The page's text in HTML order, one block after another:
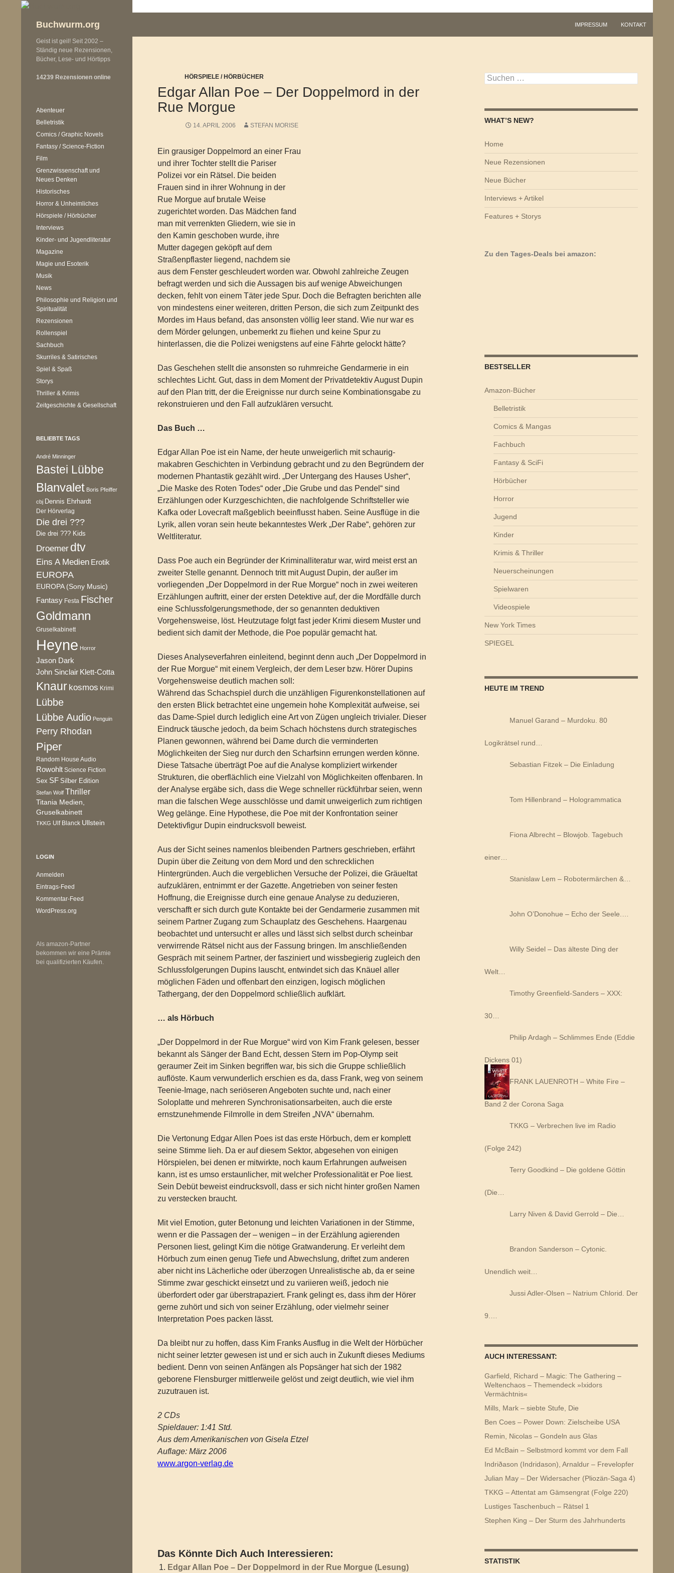
Buchwurm.org IMPRESSUM KONTAKT
HÖRSPIELE / HÖRBÜCHER
Edgar Allan Poe – Der Doppelmord in der
Rue Morgue
14. APRIL 2006 STEFAN MORISE
Ein grausiger Doppelmord an einer Frau
und ihrer Tochter stellt die Pariser
Polizei vor ein Rätsel. Die beiden
Frauen sind in ihrer Wohnung in der
Rue Morgue auf brutale Weise
zugerichtet worden. Das Mädchen fand
man mit verrenkten Gliedern, wie sie in
den Kamin geschoben wurde, ihre
Mutter dagegen geköpft auf dem
Straßenpflaster liegend, nachdem sie
aus dem Fenster geschleudert worden war. Obwohl zahlreiche Zeugen
befragt werden und sich die Aussagen bis auf wenige Abweichungen
decken, fehlt von einem Täter jede Spur. Doch die Befragten berichten alle
von mindestens einer weiteren, dritten Person, die sich zum Zeitpunkt des
Mordes im Haus befand, das ansonsten völlig leer stand. Wie nur war es
dem Mörder gelungen, unbemerkt zu fliehen und keine Spur zu
hinterlassen, die die Polizei wenigstens auf eine Fährte gelockt hätte?
Das Geschehen stellt die ansonsten so ruhmreiche Gendarmerie in ein
schlechtes Licht. Gut, dass in dem Moment der Privatdetektiv August Dupin
auf den Plan tritt, der die Ereignisse nur durch seine Kombinationsgabe zu
rekonstruieren und den Fall aufzuklären versucht.
Das Buch …
Edgar Allan Poe ist ein Name, der heute unweigerlich mit schaurig-
makabren Geschichten in Verbindung gebracht und zu den Begründern der
modernen Phantastik gezählt wird. „Der Untergang des Hauses Usher“,
„Die Maske des Roten Todes“ oder „Die Grube und das Pendel“ sind
Erzählungen oder Kurzgeschichten, die nachfolgende Schriftsteller wie
Kafka oder Lovecraft maßgeblich beeinflusst haben. Seine Ausflüge in die
Lyrik, allen voran sein heute bekanntestes Werk „Der Rabe“, gehören zur
Weltliteratur.
Dass Poe auch ein Begründer der Kriminalliteratur war, wird meist erst an
zweiter Stelle genannt. Dennoch tritt mit August Dupin, der außer im
vorliegenden „Der Doppelmord in der Rue Morgue“ noch in zwei weiteren
Erzählungen auftritt, einer der ersten Detektive auf, der die Mordfälle durch
eine Schlussfolgerungsmethode, der so genannten deduktiven
Vorgehensweise, löst. Heutzutage folgt fast jeder Krimi diesem Muster und
bedient sich damit der Methode, die Poe populär gemacht hat.
Dieses Analyseverfahren einleitend, beginnt denn auch „Der Doppelmord in
der Rue Morgue“ mit einem Vergleich, der dem Leser bzw. Hörer Dupins
Vorgehensweise deutlich machen soll:
Während das Schachspiel durch die unzähligen Figurenkonstellationen auf
den ersten Blick betrachtet eine ungemein hohe Komplexität aufweise, sei
das Dame-Spiel durch lediglich eine Art von Zügen ungleich trivialer. Dieser
Eindruck täusche jedoch, da beim Schach höchstens durch strategisches
Planen gewonnen, während bei Dame durch die verminderten
Möglichkeiten der Sieg nur durch den Scharfsinn errungen werden könne.
Diese Tatsache überträgt Poe auf die Analyse kompliziert wirkender
Strukturen, die oberflächlich eine Vielzahl von Möglichkeiten offenbaren. In
der Analyse ergäbe sich, dass die Wege schneller rückführbar seien, wenn
man die falschen Wege ausschlösse und damit unweigerlich zum richtigen
Weg gelänge. Eine Hypothese, die Poe mit der Konfrontation seiner
Detektivfigur Dupin eindrucksvoll beweist.
Aus der Sicht seines namenlos bleibenden Partners geschrieben, erfährt
Dupin über die Zeitung von dem Mord und den schrecklichen
Hintergründen. Auch die vergeblichen Versuche der Polizei, die Gräueltat
aufzuklären, entnimmt er der Gazette. Angetrieben von seiner festen
Hoffnung, die Ereignisse durch eine genaue Analyse zu deduzieren,
verschafft er sich durch gute Kontakte bei der Gendarmerie zusammen mit
seinem Partner Zugang zum Schauplatz des Geschehens. Haargenau
beobachtet und untersucht er alles und lässt sich selbst durch scheinbar
verwirrende Rätsel nicht aus der Fassung bringen. Im anschließenden
Gespräch mit seinem Partner, der fasziniert und wissbegierig zugleich den
Schlussfolgerungen Dupins lauscht, entwindet sich das Knäuel aller
möglichen Fäden und offenbart den einzigen, logisch möglichen
Tathergang, der den Doppelmord schließlich aufklärt.
… als Hörbuch
„Der Doppelmord in der Rue Morgue“ wird von Kim Frank gelesen, besser
bekannt als Sänger der Band Echt, dessen Stern im Pop-Olymp seit
geraumer Zeit im Sinken begriffen war, bis sich die Gruppe schließlich
auflöste. Kaum verwunderlich erschien es da, dass Frank, weg von seinem
Teenie-Image, nach seriöseren Angeboten suchte und, nach einer
Soloplatte und mehreren Synchronisationsarbeiten, auch die erste
ernstzunehmende Filmrolle in dem Streifen „NVA“ übernahm.
Die Vertonung Edgar Allen Poes ist das erste Hörbuch, dem er komplett
seine Stimme lieh. Da er auf diesem Sektor, abgesehen von einigen
Hörspielen, bei denen er mitwirkte, noch kaum Erfahrungen aufweisen
kann, ist es umso erstaunlicher, mit welcher Professionalität er Poe liest.
Sein Debüt beweist eindrucksvoll, dass er sich nicht hinter großen Namen
zu verstecken braucht.
Mit viel Emotion, guter Betonung und leichten Variationen in der Stimme,
wenn er die Passagen der – wenigen – in der Erzählung agierenden
Personen liest, gelingt Kim die nötige Gratwanderung. Er verleiht dem
Hörbuch zum einen genug Tiefe und Abwechslung, driftet zum anderen
aber nicht ins Lächerliche oder überzogen Unrealistische ab, da er seine
Stimme zwar geschickt einsetzt und zu variieren weiß, jedoch nie
überfordert oder gar überstrapaziert. Frank gelingt es, dass ihm der Hörer
gerne zuhört und sich von seiner Erzählung, oder vielmehr seiner
Interpretation Poes packen lässt.
Da bleibt nur zu hoffen, dass Kim Franks Ausflug in die Welt der Hörbücher
nicht seiner letzter gewesen ist und er sich auch in Zukunft dieses Mediums
bedient. Denn von seinen Anfängen als Popsänger hat sich der 1982
geborene Flensburger mittlerweile gelöst und zeigt deutlich, wie viel ihm
zuzutrauen ist.
2 CDs
Spieldauer: 1:41 Std.
Aus dem Amerikanischen von Gisela Etzel
Auflage: März 2006
www.argon-verlag.de
Das Könnte Dich Auch Interessieren:
Edgar Allan Poe – Der Doppelmord in der Rue Morgue (Lesung)
Suchen
nach:
WHAT’S NEW?
Home
Neue Rezensionen
Neue Bücher
Interviews + Artikel
Features + Storys
Zu den Tages-Deals bei amazon:
BESTSELLER
Amazon-Bücher
Belletristik
Comics & Mangas
Fachbuch
Fantasy & SciFi
Hörbücher
Horror
Jugend
Kinder
Krimis & Thriller
Neuerscheinungen
Spielwaren
Videospiele
New York Times
SPIEGEL
HEUTE IM TREND
Manuel Garand – Murdoku. 80
Logikrätsel rund…
Sebastian Fitzek – Die Einladung
Tom Hillenbrand – Hologrammatica
Fiona Albrecht – Blowjob. Tagebuch
einer…
Stanislaw Lem – Robotermärchen &…
John O’Donohue – Echo der Seele.…
Willy Seidel – Das älteste Ding der
Welt…
Timothy Greenfield-Sanders – XXX:
30…
Philip Ardagh – Schlimmes Ende (Eddie
Dickens 01)
FRANK LAUENROTH – White Fire –
Band 2 der Corona Saga
TKKG – Verbrechen live im Radio
(Folge 242)
Terry Goodkind – Die goldene Göttin
(Die…
Larry Niven & David Gerrold – Die…
Brandon Sanderson – Cytonic.
Unendlich weit…
Jussi Adler-Olsen – Natrium Chlorid. Der
9.…
AUCH INTERESSANT:
Garfield, Richard – Magic: The Gathering –
Weltenchaos – Themendeck »Ixidors
Vermächtnis«
Mills, Mark – siebte Stufe, Die
Ben Coes – Power Down: Zielscheibe USA
Remin, Nicolas – Gondeln aus Glas
Ed McBain – Selbstmord kommt vor dem Fall
Indriðason (Indridason), Arnaldur – Frevelopfer
Julian May – Der Widersacher (Pliozän-Saga 4)
TKKG – Attentat am Gämsengrat (Folge 220)
Lustiges Taschenbuch – Rätsel 1
Stephen King – Der Sturm des Jahrhunderts
STATISTIK
Geist ist geil! Seit 2002 –
Ständig neue Rezensionen,
Bücher, Lese- und Hörtipps
14239 Rezensionen online
Abenteuer
Belletristik
Comics / Graphic Novels
Fantasy / Science-Fiction
Film
Grenzwissenschaft und
Neues Denken
Historisches
Horror & Unheimliches
Hörspiele / Hörbücher
Interviews
Kinder- und Jugendliteratur
Magazine
Magie und Esoterik
Musik
News
Philosophie und Religion und
Spiritualität
Rezensionen
Rollenspiel
Sachbuch
Skurriles & Satirisches
Spiel & Spaß
Storys
Thriller & Krimis
Zeitgeschichte & Gesellschaft
BELIEBTE TAGS
André Minninger
Bastei Lübbe
Blanvalet Boris Pfeiffer
cbj Dennis Ehrhardt
Der Hörverlag
Die drei ???
Die drei ??? Kids
Droemer dtv
Eins A Medien Erotik
EUROPA
EUROPA (Sony Music)
Fantasy Festa Fischer
Goldmann
Gruselkabinett
Heyne Horror
Jason Dark
John Sinclair Klett-Cotta
Knaur kosmos Krimi
Lübbe
Lübbe Audio Penguin
Perry Rhodan
Piper
Random House Audio
Rowohlt Science Fiction
Sex SF Silber Edition
Stefan Wolf Thriller
Titania Medien,
Gruselkabinett
TKKG Ulf Blanck Ullstein
LOGIN
Anmelden
Eintrags-Feed
Kommentar-Feed
WordPress.org
Als amazon-Partner
bekommen wir eine Prämie
bei qualifizierten Käufen.